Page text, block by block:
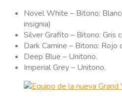
Novel White – Bitono:
insignia)
Silver Grafito – Bitono: Gris
Dark Camine – Bitono: Rojo
Deep Blue – Unitono.
Imperial Grey – Unitono.